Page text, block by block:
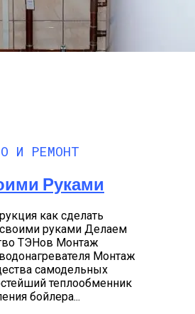
И РЕМОНТ
Руками
как сделать
своими руками Делаем
ТЭНов Монтаж
Монтаж
самодельных
теплообменник
бойлера...